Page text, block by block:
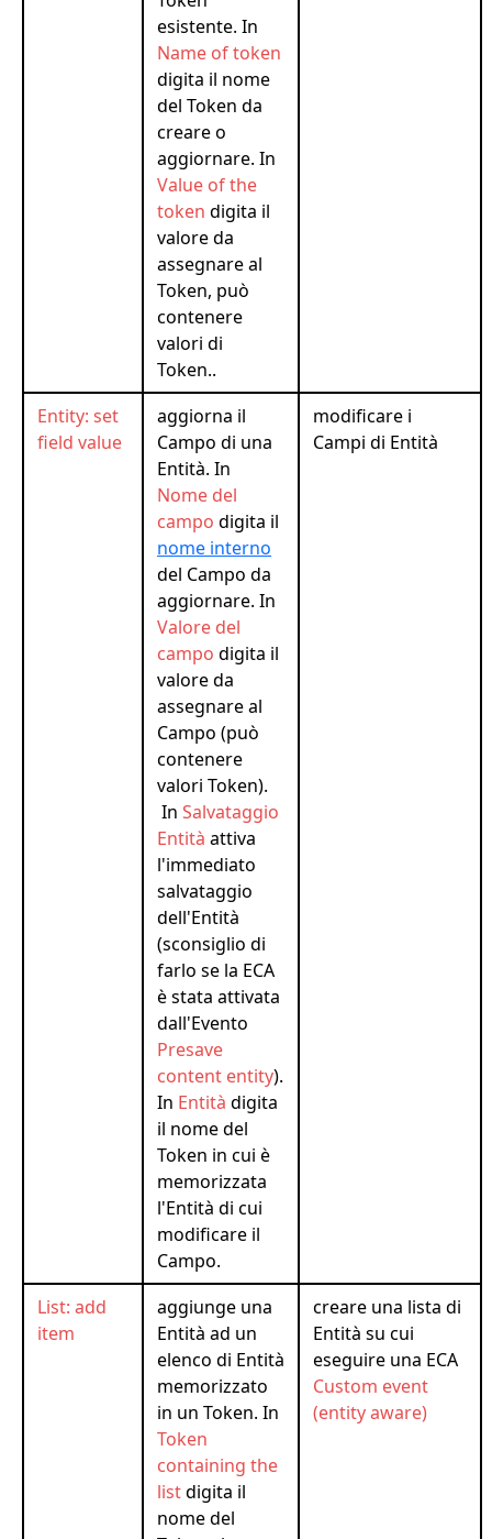
esistente. In
Name of token
digita il nome
del Token da
creare o
aggiornare. In
Value of the
token digita il
valore da
assegnare al
Token, può
contenere
valori di
Token..
Entity: set
field value
aggiorna il
Campo di una
Entità. In
Nome del
campo digita il
nome interno
del Campo da
aggiornare. In
Valore del
campo digita il
valore da
assegnare al
Campo (può
contenere
valori Token).
In Salvataggio
Entità attiva
l'immediato
salvataggio
dell'Entità
(sconsiglio di
farlo se la ECA
è stata attivata
dall'Evento
Presave
content entity).
In Entità digita
il nome del
Token in cui è
memorizzata
l'Entità di cui
modificare il
Campo.
modificare i
Campi di Entità
List: add
item
aggiunge una
Entità ad un
elenco di Entità
memorizzato
in un Token. In
Token
containing the
listdigita il
nome del
creare una lista di
Entità su cui
eseguire una ECA
Custom event
(entity aware)